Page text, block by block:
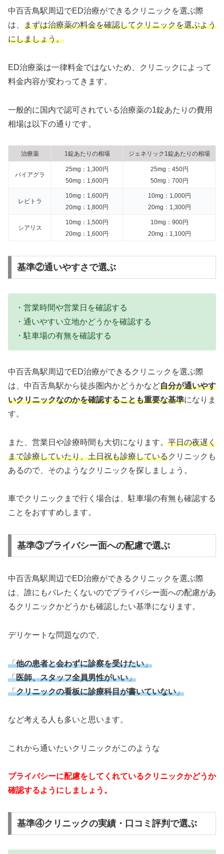
中百舌鳥駅周辺でED治療ができるクリニックを選ぶ際
は、 まずは治療薬の料金を確認してクリニックを選ぶよう
にしましょう。
ED治療薬は一律料金ではないため、クリニックによって
料金内容が変わってきます。
一般的に国内で認可されている治療薬の1錠あたりの費用
相場は以下の通りです。
治療薬 1錠あたりの相場 ジェネリック1錠あたりの相場
バイアグラ
25mg：1,300円
50mg：1,600円
25mg：450円
50mg：700円
レビトラ
10mg：1,600円
20mg：1,800円
10mg：1,000円
20mg：1,300円
シアリス
10mg：1,500円
20mg：1,600円
10mg：900円
20mg：1,100円
基準②通いやすさで選ぶ
・営業時間や営業日を確認する
・通いやすい立地かどうかを確認する
・駐車場の有無を確認する
中百舌鳥駅周辺でED治療ができるクリニックを選ぶ際
は、中百舌鳥駅から徒歩圏内かどうかなど自分が通いやす
いクリニックなのかを確認することも重要な基準になりま
す。
また、営業日や診療時間も大切になります。 平日の夜遅く
まで診療していたり、土日祝も診療しているクリニックも
あるので、そのようなクリニックを探しましょう。
車でクリニックまで行く場合は、駐車場の有無も確認する
ことをおすすめします。
基準③プライバシー面への配慮で選ぶ
中百舌鳥駅周辺でED治療ができるクリニックを選ぶ際
は、誰にもバレたくないのでプライバシー面への配慮があ
るクリニックかどうかも確認したい基準になります。
デリケートな問題なので、
「他の患者と会わずに診察を受けたい」
「医師、スタッフ全員男性がいい」
「クリニックの看板に診療科目が書いていない」
など考える人も多いと思います。
これから通いたいクリニックがこのような
プライバシーに配慮をしてくれているクリニックかどうか
確認するようにしましょう。
基準④クリニックの実績・口コミ評判で選ぶ